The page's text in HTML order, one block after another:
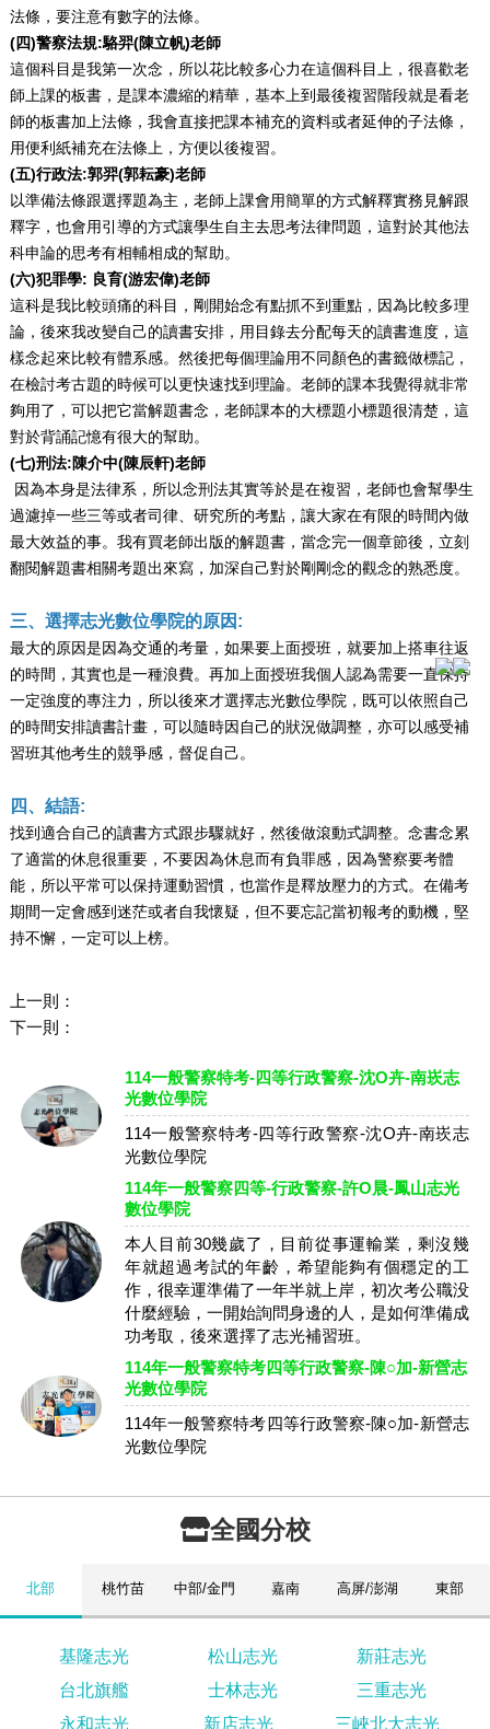
法條，要注意有數字的法條。
(四)警察法規:駱羿(陳立帆)老師
這個科目是我第一次念，所以花比較多心力在這個科目上，很喜歡老
師上課的板書，是課本濃縮的精華，基本上到最後複習階段就是看老
師的板書加上法條，我會直接把課本補充的資料或者延伸的子法條，
用便利紙補充在法條上，方便以後複習。
(五)行政法:郭羿(郭耘豪)老師
以準備法條跟選擇題為主，老師上課會用簡單的方式解釋實務見解跟
釋字，也會用引導的方式讓學生自主去思考法律問題，這對於其他法
科申論的思考有相輔相成的幫助。
(六)犯罪學: 良育(游宏偉)老師
這科是我比較頭痛的科目，剛開始念有點抓不到重點，因為比較多理
論，後來我改變自己的讀書安排，用目錄去分配每天的讀書進度，這
樣念起來比較有體系感。然後把每個理論用不同顏色的書籤做標記，
在檢討考古題的時候可以更快速找到理論。老師的課本我覺得就非常
夠用了，可以把它當解題書念，老師課本的大標題小標題很清楚，這
對於背誦記憶有很大的幫助。
(七)刑法:陳介中(陳辰軒)老師
因為本身是法律系，所以念刑法其實等於是在複習，老師也會幫學生
過濾掉一些三等或者司律、研究所的考點，讓大家在有限的時間內做
最大效益的事。我有買老師出版的解題書，當念完一個章節後，立刻
翻閱解題書相關考題出來寫，加深自己對於剛剛念的觀念的熟悉度。
三、選擇志光數位學院的原因:
最大的原因是因為交通的考量，如果要上面授班，就要加上搭車往返
的時間，其實也是一種浪費。再加上面授班我個人認為需要一直保持
一定強度的專注力，所以後來才選擇志光數位學院，既可以依照自己
的時間安排讀書計畫，可以隨時因自己的狀況做調整，亦可以感受補
習班其他考生的競爭感，督促自己。
四、結語:
找到適合自己的讀書方式跟步驟就好，然後做滾動式調整。念書念累
了適當的休息很重要，不要因為休息而有負罪感，因為警察要考體
能，所以平常可以保持運動習慣，也當作是釋放壓力的方式。在備考
期間一定會感到迷茫或者自我懷疑，但不要忘記當初報考的動機，堅
持不懈，一定可以上榜。
上一則：
下一則：
114一般警察特考-四等行政警察-沈O卉-南崁志
光數位學院
114一般警察特考-四等行政警察-沈O卉-南崁志
光數位學院
114年一般警察四等-行政警察-許O晨-鳳山志光
數位學院
本人目前30幾歲了，目前從事運輸業，剩沒幾
年就超過考試的年齡，希望能夠有個穩定的工
作，很幸運準備了一年半就上岸，初次考公職没
什麼經驗，一開始詢問身邊的人，是如何準備成
功考取，後來選擇了志光補習班。
114年一般警察特考四等行政警察-陳○加-新營志
光數位學院
114年一般警察特考四等行政警察-陳○加-新營志
光數位學院
全國分校
北部 桃竹苗 中部/金門 嘉南 高屏/澎湖 東部
基隆志光 松山志光
新莊志光
台北旗艦
士林志光
三重志光
永和志光
新店志光 三峽北大志光